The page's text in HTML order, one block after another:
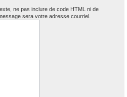
ne pas inclure de code HTML ni de
sera votre adresse courriel.